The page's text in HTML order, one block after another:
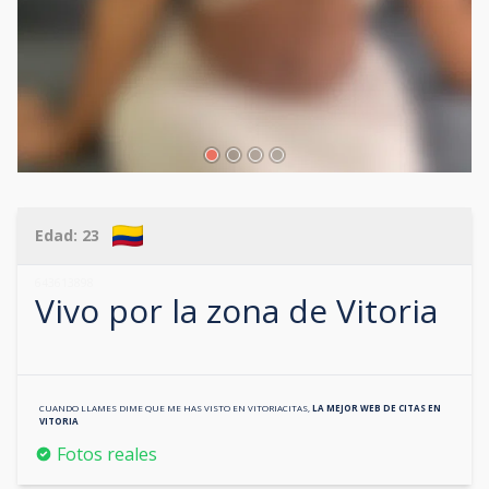
Edad: 23
Vivo por la zona de Vitoria
CUANDO LLAMES DIME QUE ME HAS VISTO EN VITORIACITAS LA MEJOR WEB DE CITAS EN
VITORIA
Fotos reales